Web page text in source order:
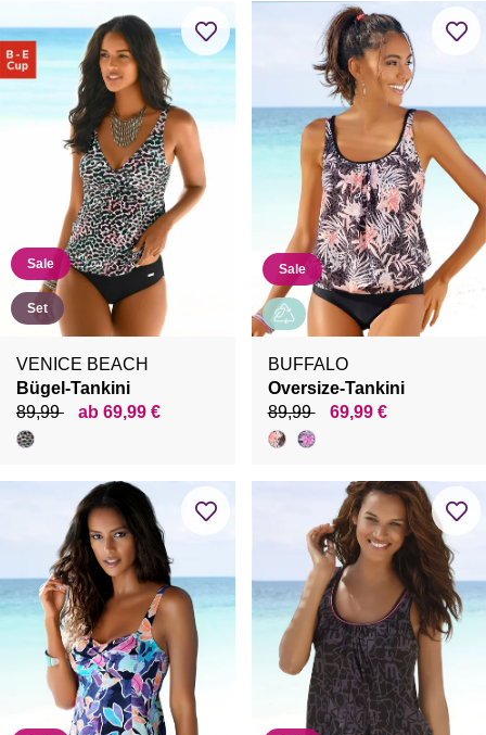
Sale
Set
VENICE BEACH
Bügel-Tankini
89,99
ab 69,99 €
Sale
BUFFALO
Oversize-Tankini
89,99
69,99 €